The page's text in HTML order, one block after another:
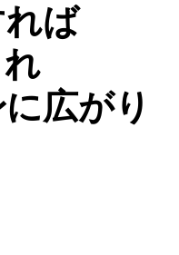
ば
広がり